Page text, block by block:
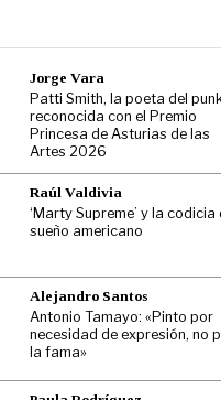
Jorge Vara
Patti Smith, la poeta del
reconocida con el Premio
Princesa de Asturias de las
Artes 2026
Raúl Valdivia
‘Marty Supreme’ y la codicia
sueño americano
Alejandro Santos
Antonio Tamayo: «Pinto por
necesidad de expresión, no
la fama»